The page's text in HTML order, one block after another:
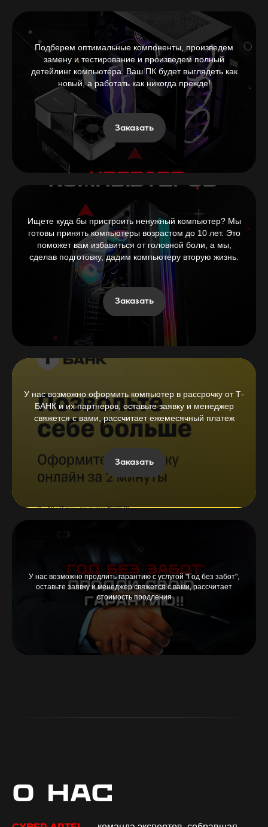
Подберем оптимальные компоненты, произведем
замену и тестирование и произведем полный
детейлинг компьютера. Ваш ПК будет выглядеть как
новый, а работать как никогда прежде!
Заказать
Ищете куда бы пристроить ненужный компьютер? Мы
готовы принять компьютеры возрастом до 10 лет. Это
поможет вам избавиться от головной боли, а мы,
сделав подготовку, дадим компьютеру вторую жизнь.
Заказать
У нас возможно оформить компьютер в рассрочку от Т-
БАНК и их партнеров, оставьте заявку и менеджер
свяжется с вами, рассчитает ежемесячный платеж
Заказать
У нас возможно продлить гарантию с услугой "Год без забот",
оставьте заявку и менеджер свяжется с вами, рассчитает
стоимость продления
О нас